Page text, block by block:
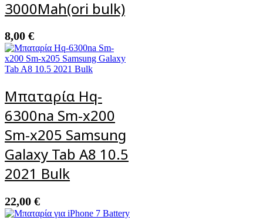
3000Mah(ori bulk)
8,00 €
Mπαταρία Hq-
6300na Sm-x200
Sm-x205 Samsung
Galaxy Tab A8 10.5
2021 Bulk
22,00 €